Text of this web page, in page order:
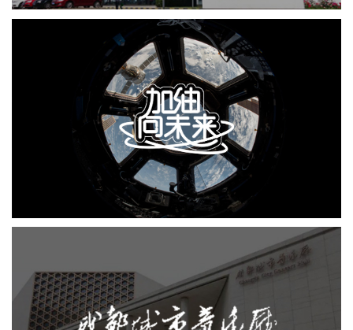
CCTV1 加油向未来
小程序 培训教育 定制开发
成都城市音乐厅